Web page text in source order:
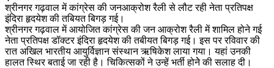
श्रीनगर गढ़वाल में कांग्रेस की जनआक्रोश रैली से लौट रही नेता प्रतिपक्ष
इंदिरा हृदयेश की तबियत बिगड़ गई।
श्रीनगर गढ़वाल में आयोजित कांग्रेस की जन आक्रोश रैली में शामिल होने गई
नेता प्रतिपक्ष डॉक्टर इंदिरा हृदयेश की तबीयत बिगड़ गई। इस पर रविवार की
रात अखिल भारतीय आयुर्विज्ञान संस्थान ऋषिकेश लाया गया। यहां उनकी
हालत स्थिर बताई जा रही है। चिकित्सकों ने उन्हें भर्ती होनेे की सलाह दी।